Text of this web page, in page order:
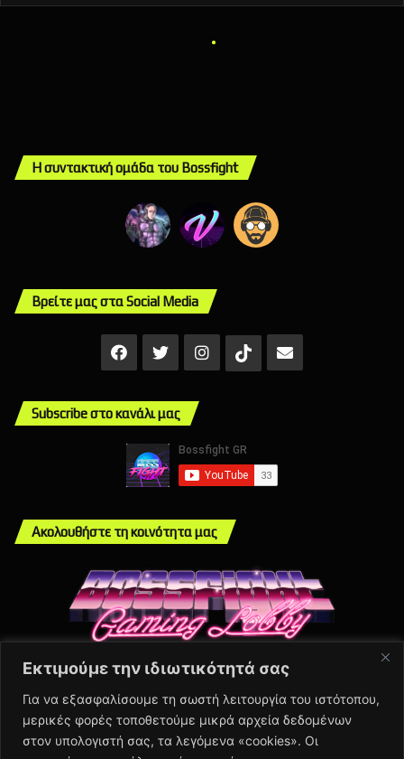
Εκτιμούμε την ιδιωτικότητά σας
Για να εξασφαλίσουμε τη σωστή λειτουργία του ιστότοπου,
μερικές φορές τοποθετούμε μικρά αρχεία δεδομένων
στον υπολογιστή σας, τα λεγόμενα «cookies». Οι
Η συντακτική ομάδα του Bossfight
Βρείτε μας στα Social Media
Facebook
X InstagramTikTokMail
Subscribe στο κανάλι μας
Ακολουθήστε τη κοινότητα μας
About Us
Πολιτική Απορρήτου